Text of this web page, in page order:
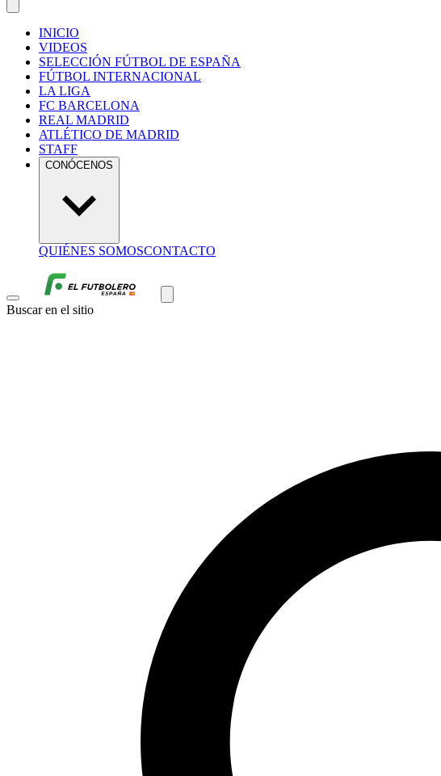
INICIO
VIDEOS
SELECCIÓN FÚTBOL DE ESPAÑA
FÚTBOL INTERNACIONAL
LA LIGA
FC BARCELONA
REAL MADRID
ATLÉTICO DE MADRID
STAFF
CONÓCENOS
QUIÉNES SOMOSCONTACTO
Buscar en el sitio